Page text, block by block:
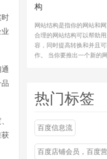
时
获
构
网站结构是指你的网站和
合理的网站结构可以帮助
容，同时提高转换和并且
作。 当你要推出一个新的
热门标签
百度信息流
百度店铺会员，百度